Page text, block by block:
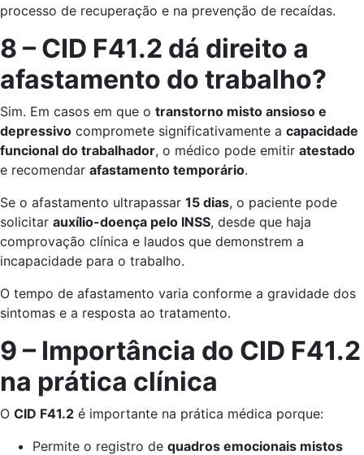
processo de recuperação e na prevenção de recaídas.
8 – CID F41.2 dá direito a
afastamento do trabalho?
Sim. Em casos em que o transtorno misto ansioso e
depressivo compromete significativamente a capacidade
funcional do trabalhador, o médico pode emitir atestado
e recomendar afastamento temporário.
Se o afastamento ultrapassar 15 dias, o paciente pode
solicitar auxílio-doença pelo INSS, desde que haja
comprovação clínica e laudos que demonstrem a
incapacidade para o trabalho.
O tempo de afastamento varia conforme a gravidade dos
sintomas e a resposta ao tratamento.
9 – Importância do CID F41.2
na prática clínica
O CID F41.2 é importante na prática médica porque:
Permite o registro de quadros emocionais mistos